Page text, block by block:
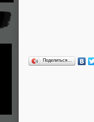
Поделиться…